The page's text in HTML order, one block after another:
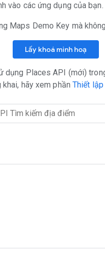
vào các ứng dụng của bạn.
Maps Demo Key mà
Lấy khoá minh hoạ
dụng Places API (mới)
khai, hãy xem phần Thiết